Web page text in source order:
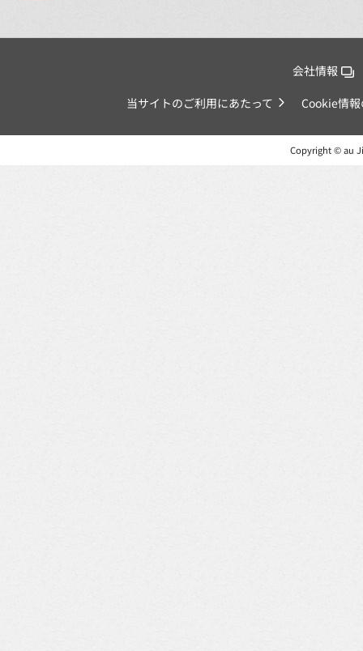
会社情報
当サイトのご利用にあたって
Cookie情
Copyright © au